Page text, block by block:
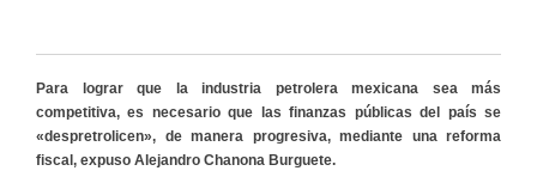
Para lograr que la industria petrolera mexicana sea más
competitiva, es necesario que las finanzas públicas del país se
«despretrolicen», de manera progresiva, mediante una reforma
fiscal, expuso Alejandro Chanona Burguete.